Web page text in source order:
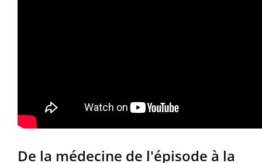
De la médecine de l'épisode à la